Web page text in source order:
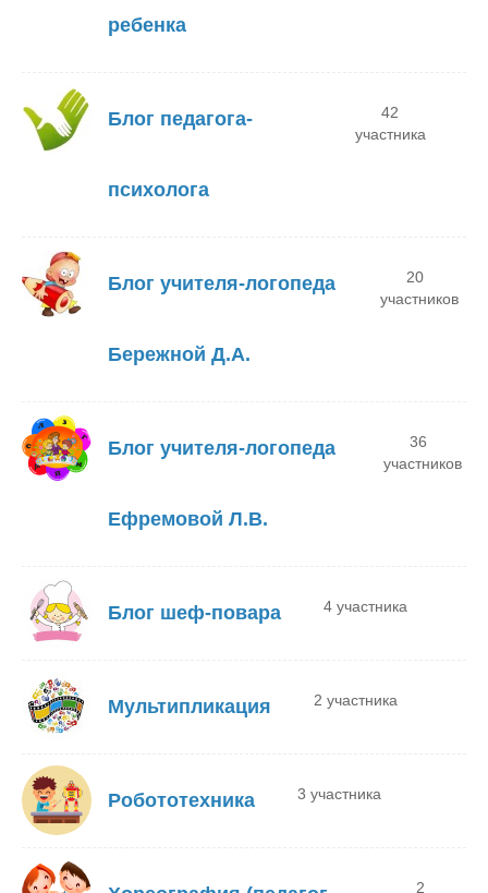
ребенка
Блог педагога-
психолога
42
участника
Блог учителя-логопеда
Бережной Д.А.
20
участников
Блог учителя-логопеда
Ефремовой Л.В.
36
участников
Блог шеф-повара 4 участника
Мультипликация 2 участника
Робототехника 3 участника
2